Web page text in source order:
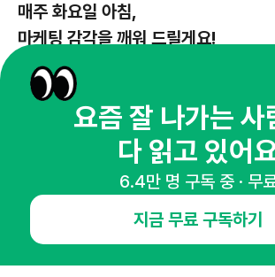
매주 화요일 아침,
마케팅 감각을 깨워 드릴게요!
뉴스레터 구독하기
오픈애즈란
요즘 잘 나가는 사
다 읽고 있어
6.4만 명 구독 중 · 무
지금 무료 구독하기